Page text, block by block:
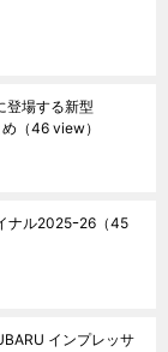
登場する新型
（46 view）
ナル2025ｰ26 （45
インプレッサ